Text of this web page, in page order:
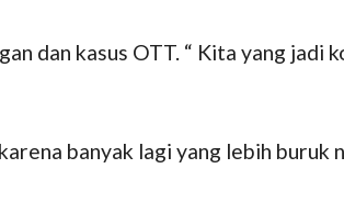
dan kasus OTT. “ Kita yang jadi
banyak lagi yang lebih buruk